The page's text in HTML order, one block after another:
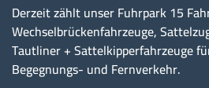
Derzeit zählt unser Fuhrpark 15
Wechselbrückenfahrzeuge,
Tautliner + Sattelkipperfahrzeuge
Begegnungs- und Fernverkehr.